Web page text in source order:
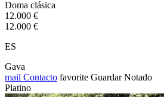
Doma clásica
12.000 €
12.000 €
ES
Gava
mail Contacto favorite Guardar Notado
Platino